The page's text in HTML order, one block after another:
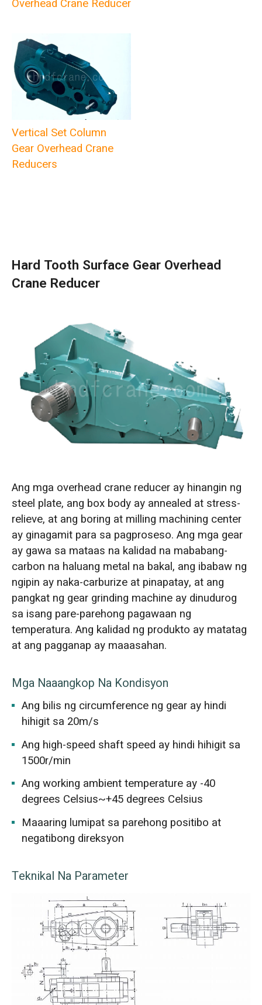
Overhead Crane Reducer
Vertical Set Column
Gear Overhead Crane
Reducers
Hard Tooth Surface Gear Overhead
Crane Reducer
Ang mga overhead crane reducer ay hinangin ng
steel plate, ang box body ay annealed at stress-
relieve, at ang boring at milling machining center
ay ginagamit para sa pagproseso. Ang mga gear
ay gawa sa mataas na kalidad na mababang-
carbon na haluang metal na bakal, ang ibabaw ng
ngipin ay naka-carburize at pinapatay, at ang
pangkat ng gear grinding machine ay dinudurog
sa isang pare-parehong pagawaan ng
temperatura. Ang kalidad ng produkto ay matatag
at ang pagganap ay maaasahan.
Mga Naaangkop Na Kondisyon
Ang bilis ng circumference ng gear ay hindi
hihigit sa 20m/s
Ang high-speed shaft speed ay hindi hihigit sa
1500r/min
Ang working ambient temperature ay -40
degrees Celsius~+45 degrees Celsius
Maaaring lumipat sa parehong positibo at
negatibong direksyon
Teknikal Na Parameter